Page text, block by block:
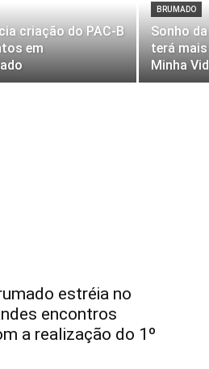
criação do PAC-B
em
BRUMADO
Sonho
terá
Minha
estréia no
encontros
a realização do 1º